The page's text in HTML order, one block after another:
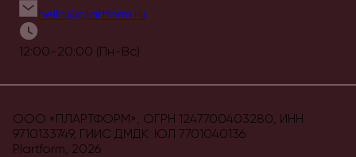
hello@plartform.ru
12:00-20:00 (Пн-Вс)
ООО «ПЛАРТФОРМ», ОГРН 1247700403280, ИНН
9710133749, ГИИС ДМДК: ЮЛ 7701040136
Plartform, 2026